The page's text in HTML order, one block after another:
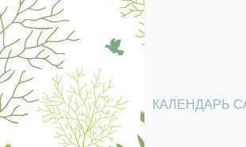
КАЛЕНДАРЬ